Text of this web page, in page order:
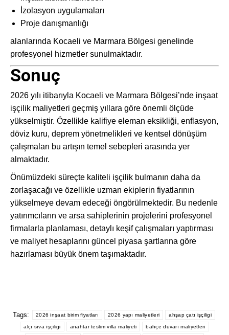
İzolasyon uygulamaları
Proje danışmanlığı
alanlarında Kocaeli ve Marmara Bölgesi genelinde
profesyonel hizmetler sunulmaktadır.
Sonuç
2026 yılı itibarıyla Kocaeli ve Marmara Bölgesi’nde inşaat
işçilik maliyetleri geçmiş yıllara göre önemli ölçüde
yükselmiştir. Özellikle kalifiye eleman eksikliği, enflasyon,
döviz kuru, deprem yönetmelikleri ve kentsel dönüşüm
çalışmaları bu artışın temel sebepleri arasında yer
almaktadır.
Önümüzdeki süreçte kaliteli işçilik bulmanın daha da
zorlaşacağı ve özellikle uzman ekiplerin fiyatlarının
yükselmeye devam edeceği öngörülmektedir. Bu nedenle
yatırımcıların ve arsa sahiplerinin projelerini profesyonel
firmalarla planlaması, detaylı keşif çalışmaları yaptırması
ve maliyet hesaplarını güncel piyasa şartlarına göre
hazırlaması büyük önem taşımaktadır.
Tags: 2026 inşaat birim fiyatları 2026 yapı maliyetleri ahşap çatı işçiligi
alçı sıva işçiligi anahtar teslim villa maliyeti bahçe duvarı maliyetleri